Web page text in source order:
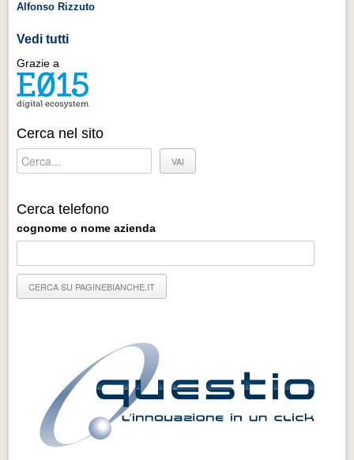
Alfonso Rizzuto
Vedi tutti
Grazie a
Cerca nel sito
Cerca telefono
cognome o nome azienda